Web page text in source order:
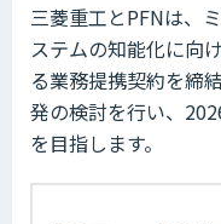
三菱重工とPFNは、
ステムの知能化に向
る業務提携契約を締
発の検討を行い、
を目指します。